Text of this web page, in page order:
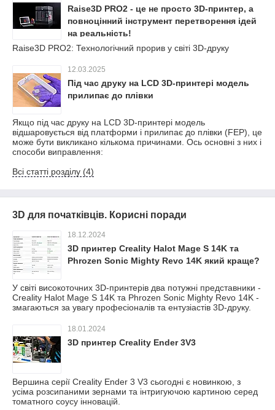
Raise3D PRO2 - це не просто 3D-принтер, а
повноцінний інструмент перетворення ідей
на реальність!
Raise3D PRO2: Технологічний прорив у світі 3D-друку
12.03.2025
Під час друку на LCD 3D-принтері модель
прилипає до плівки
Якщо під час друку на LCD 3D-принтері модель
відшаровується від платформи і прилипає до плівки (FEP), це
може бути викликано кількома причинами. Ось основні з них і
способи виправлення:
Всі статті розділу (4)
3D для початківців. Корисні поради
18.12.2024
3D принтер Creality Halot Mage S 14K та
Phrozen Sonic Mighty Revo 14K який краще?
У світі високоточних 3D-принтерів два потужні представники -
Creality Halot Mage S 14K та Phrozen Sonic Mighty Revo 14K -
змагаються за увагу професіоналів та ентузіастів 3D-друку.
18.01.2024
3D принтер Creality Ender 3V3
Вершина серії Creality Ender 3 V3 сьогодні є новинкою, з
усіма розсипаними зернами та інтригуючою картиною серед
томатного соусу інновацій.